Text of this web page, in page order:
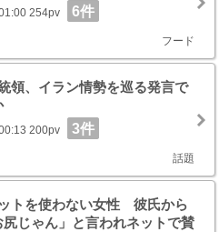
254pv 6件
フード
領、イラン情勢を巡る発言で
200pv 3件
話題
トを使わない女性 彼氏から
尻じゃん」と言われネットで賛